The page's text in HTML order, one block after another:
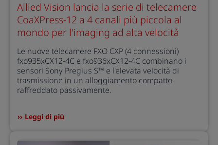
Allied Vision lancia la serie di telecamere
CoaXPress-12 a 4 canali più piccola al
mondo per l'imaging ad alta velocità
Le nuove telecamere FXO CXP (4 connessioni)
fxo935xCX12-4C e fxo936xCX12-4C combinano i
sensori Sony Pregius S™ e l'elevata velocità di
trasmissione in un alloggiamento compatto
raffreddato passivamente.
Leggi di più